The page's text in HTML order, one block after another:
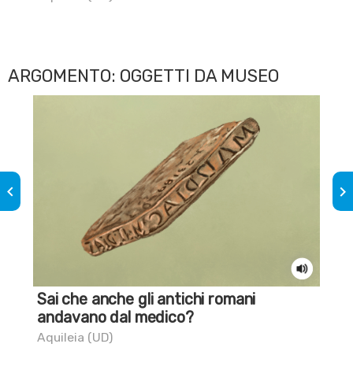
ARGOMENTO: OGGETTI DA MUSEO
Sai che anche gli antichi romani
andavano dal medico?
Aquileia (UD)
keyboard_arrow_left keyboard_arrow_right